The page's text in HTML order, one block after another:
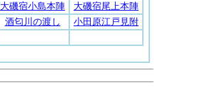
大磯宿小島本陣
大磯宿尾上本陣
酒匂川の渡し
小田原江戸見附